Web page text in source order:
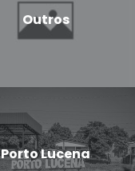
Outros
Porto Lucena